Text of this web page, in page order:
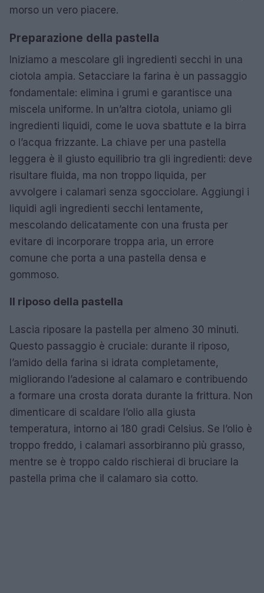
morso un vero piacere.
Preparazione della pastella
Iniziamo a mescolare gli ingredienti secchi in una
ciotola ampia. Setacciare la farina è un passaggio
fondamentale: elimina i grumi e garantisce una
miscela uniforme. In un’altra ciotola, uniamo gli
ingredienti liquidi, come le uova sbattute e la birra
o l’acqua frizzante. La chiave per una pastella
leggera è il giusto equilibrio tra gli ingredienti: deve
risultare fluida, ma non troppo liquida, per
avvolgere i calamari senza sgocciolare. Aggiungi i
liquidi agli ingredienti secchi lentamente,
mescolando delicatamente con una frusta per
evitare di incorporare troppa aria, un errore
comune che porta a una pastella densa e
gommoso.
Il riposo della pastella
Lascia riposare la pastella per almeno 30 minuti.
Questo passaggio è cruciale: durante il riposo,
l’amido della farina si idrata completamente,
migliorando l’adesione al calamaro e contribuendo
a formare una crosta dorata durante la frittura. Non
dimenticare di scaldare l’olio alla giusta
temperatura, intorno ai 180 gradi Celsius. Se l’olio è
troppo freddo, i calamari assorbiranno più grasso,
mentre se è troppo caldo rischierai di bruciare la
pastella prima che il calamaro sia cotto.